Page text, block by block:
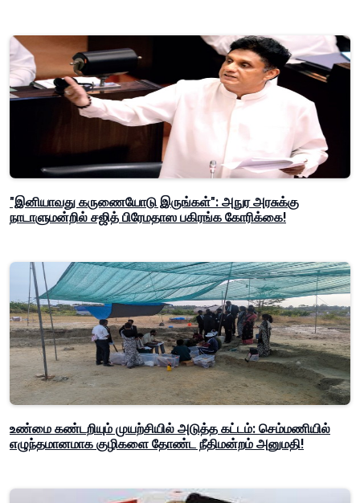
"இனியாவது கருணையோடு இருங்கள்": அநுர அரசுக்கு
நாடாளுமன்றில் சஜித் பிரேமதாஸ பகிரங்க கோரிக்கை!
உண்மை கண்டறியும் முயற்சியில் அடுத்த கட்டம்: செம்மணியில்
எழுந்தமானமாக குழிகளை தோண்ட நீதிமன்றம் அனுமதி!